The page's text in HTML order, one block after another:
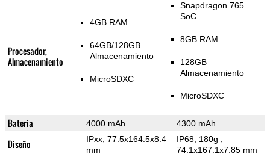
Procesador,
Almacenamiento
4GB RAM
64GB/128GB
Almacenamiento
MicroSDXC
Snapdragon 765
SoC
8GB RAM
128GB
Almacenamiento
MicroSDXC
Bateria 4000 mAh 4300 mAh
Diseño
IPxx, 77.5x164.5x8.4
mm
IP68, 180g
74.1x167.1x7.85 mm